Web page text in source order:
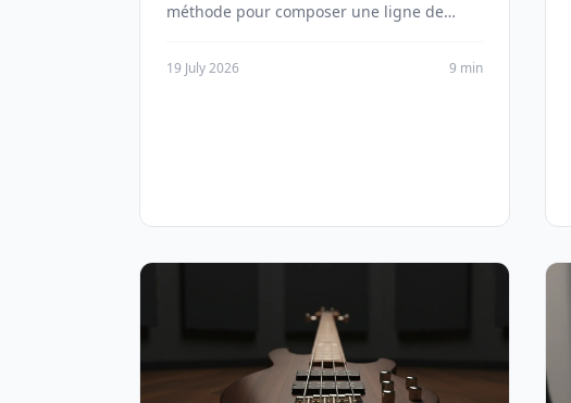
méthode pour composer une ligne de
19 July 2026 9 min